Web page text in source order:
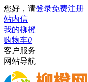
您好，请登录免费注册
站内信
我的柳橙
购物车0
客户服务
网站导航